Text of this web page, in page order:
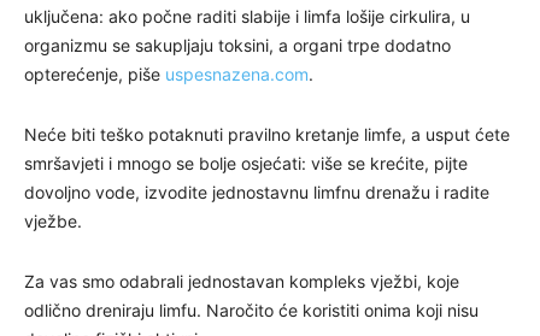
uključena: ako počne raditi slabije i limfa lošije cirkulira, u
organizmu se sakupljaju toksini, a organi trpe dodatno
opterećenje, piše uspesnazena.com.
Neće biti teško potaknuti pravilno kretanje limfe, a usput ćete
smršavjeti i mnogo se bolje osjećati: više se krećite, pijte
dovoljno vode, izvodite jednostavnu limfnu drenažu i radite
vježbe.
Za vas smo odabrali jednostavan kompleks vježbi, koje
odlično dreniraju limfu. Naročito će koristiti onima koji nisu